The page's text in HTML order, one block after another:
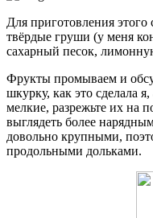
Для приготовления этого
твёрдые груши (у меня
сахарный песок,
Фрукты промываем и
шкурку, как это сделала
мелкие, разрежьте их на
выглядеть более
довольно крупными,
продольными дольками.